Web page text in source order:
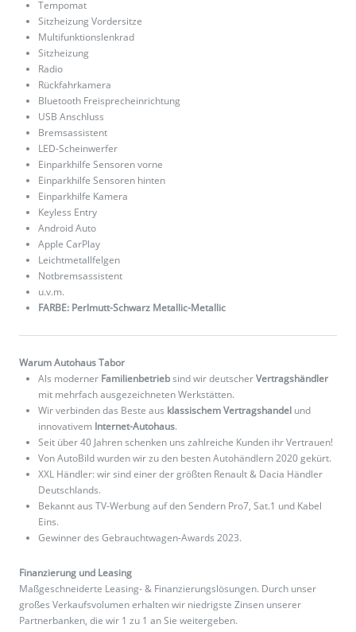
Tempomat
Sitzheizung Vordersitze
Multifunktionslenkrad
Sitzheizung
Radio
Rückfahrkamera
Bluetooth Freisprecheinrichtung
USB Anschluss
Bremsassistent
LED-Scheinwerfer
Einparkhilfe Sensoren vorne
Einparkhilfe Sensoren hinten
Einparkhilfe Kamera
Keyless Entry
Android Auto
Apple CarPlay
Leichtmetallfelgen
Notbremsassistent
u.v.m.
FARBE: Perlmutt-Schwarz Metallic-Metallic
Warum Autohaus Tabor
Als moderner Familienbetriebsind wir deutscherVertragshändler
mit mehrfach ausgezeichneten Werkstätten.
Wir verbinden das Beste aus klassischem Vertragshandel und
innovativem Internet-Autohaus.
Seit über 40 Jahren schenken uns zahlreiche Kunden ihr Vertrauen!
Von AutoBild wurden wir zu den besten Autohändlern 2020 gekürt.
XXL Händler: wir sind einer der größten Renault & Dacia Händler
Deutschlands.
Bekannt aus TV-Werbung auf den Sendern Pro7, Sat.1 und Kabel
Eins.
Gewinner des Gebrauchtwagen-Awards 2023.
Finanzierung und Leasing
Maßgeschneiderte Leasing- & Finanzierungslösungen. Durch unser
großes Verkaufsvolumen erhalten wir niedrigste Zinsen unserer
Partnerbanken, die wir 1 zu 1 an Sie weitergeben.